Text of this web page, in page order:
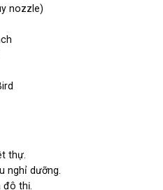
nozzle)
thự.
nghỉ dưỡng.
đô thị.